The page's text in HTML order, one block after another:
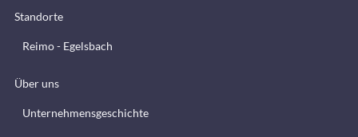
Standorte
Reimo - Egelsbach
Über uns
Unternehmensgeschichte